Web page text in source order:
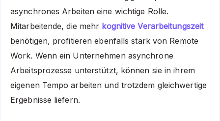
asynchrones Arbeiten eine wichtige Rolle.
Mitarbeitende, die mehr kognitive Verarbeitungszeit
benötigen, profitieren ebenfalls stark von Remote
Work. Wenn ein Unternehmen asynchrone
Arbeitsprozesse unterstützt, können sie in ihrem
eigenen Tempo arbeiten und trotzdem gleichwertige
Ergebnisse liefern.